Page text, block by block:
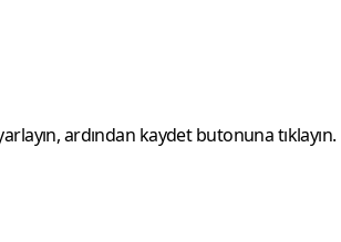
ardından kaydet butonuna tıklayın.